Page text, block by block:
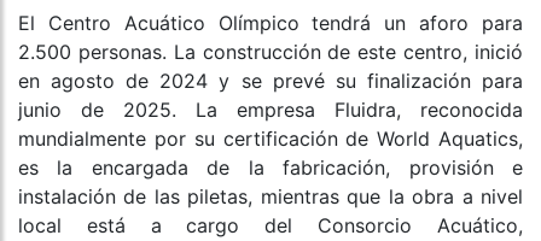
El Centro Acuático Olímpico tendrá un aforo para
2.500 personas. La construcción de este centro, inició
en agosto de 2024 y se prevé su finalización para
junio de 2025. La empresa Fluidra, reconocida
mundialmente por su certificación de World Aquatics,
es la encargada de la fabricación, provisión e
instalación de las piletas, mientras que la obra a nivel
local está a cargo del Consorcio Acuático,